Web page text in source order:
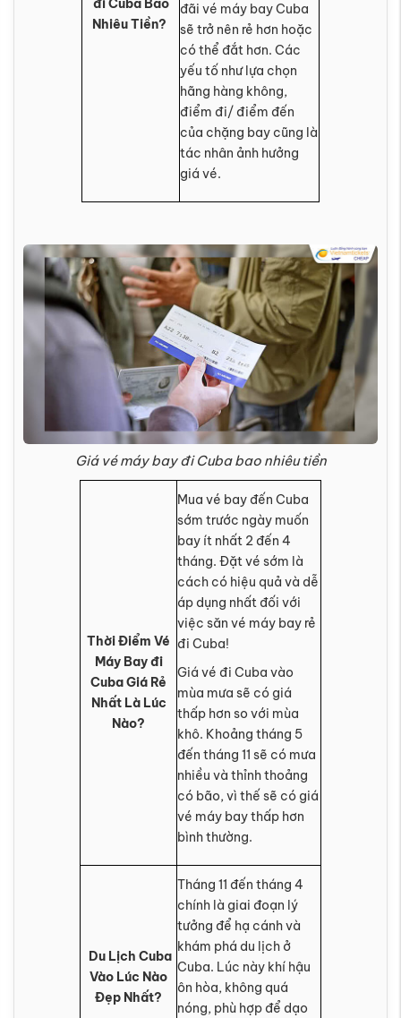
đi Cuba Bao
Nhiêu Tiền?
đãi vé máy bay Cuba
sẽ trở nên rẻ hơn hoặc
có thể đắt hơn. Các
yếu tố như lựa chọn
hãng hàng không,
điểm đi/ điểm đến
của chặng bay cũng là
tác nhân ảnh hưởng
giá vé.
Giá vé máy bay đi Cuba bao nhiêu tiền
Thời Điểm Vé
Máy Bay đi
Cuba Giá Rẻ
Nhất Là Lúc
Nào?
Mua vé bay đến Cuba
sớm trước ngày muốn
bay ít nhất 2 đến 4
tháng. Đặt vé sớm là
cách có hiệu quả và dễ
áp dụng nhất đối với
việc săn vé máy bay rẻ
đi Cuba!
Giá vé đi Cuba vào
mùa mưa sẽ có giá
thấp hơn so với mùa
khô. Khoảng tháng 5
đến tháng 11 sẽ có mưa
nhiều và thỉnh thoảng
có bão, vì thế sẽ có giá
vé máy bay thấp hơn
bình thường.
Du Lịch Cuba
Vào Lúc Nào
Đẹp Nhất?
Tháng 11 đến tháng 4
chính là giai đoạn lý
tưởng để hạ cánh và
khám phá du lịch ở
Cuba. Lúc này khí hậu
ôn hòa, không quá
nóng, phù hợp để dạo